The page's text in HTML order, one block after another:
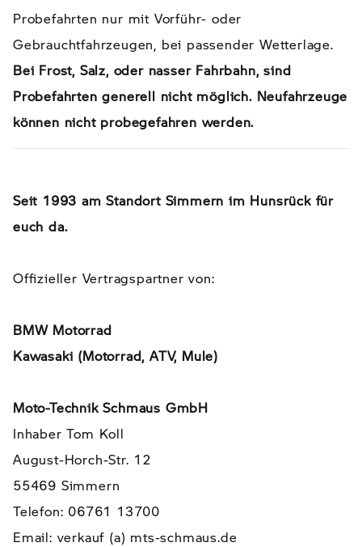
Probefahrten nur mit Vorführ- oder
Gebrauchtfahrzeugen, bei passender Wetterlage.
Bei Frost, Salz, oder nasser Fahrbahn, sind
Probefahrten generell nicht möglich. Neufahrzeuge
können nicht probegefahren werden.
Seit 1993 am Standort Simmern im Hunsrück für
euch da.
Offizieller Vertragspartner von:
BMW Motorrad
Kawasaki (Motorrad, ATV, Mule)
Moto-Technik Schmaus GmbH
Inhaber Tom Koll
August-Horch-Str. 12
55469 Simmern
Telefon: 06761 13700
Email: verkauf (a) mts-schmaus.de